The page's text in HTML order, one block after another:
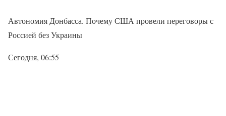
Автономия Донбасса. Почему США провели переговоры с
Россией без Украины
Сегодня, 06:55